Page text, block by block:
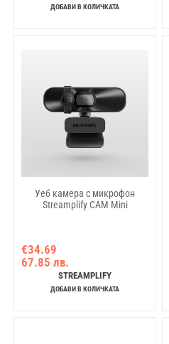
ДОБАВИ В КОЛИЧКАТА
Уеб камера с микрофон
Streamplify CAM Mini
€34.69
67.85 лв.
STREAMPLIFY
ДОБАВИ В КОЛИЧКАТА